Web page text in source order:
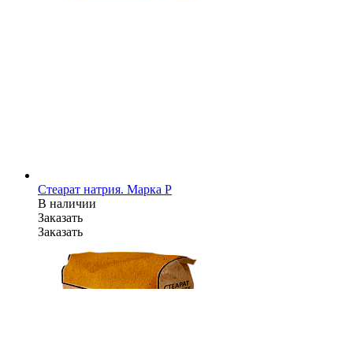
Стеарат натрия. Марка P
В наличии
Заказать
Заказать